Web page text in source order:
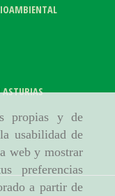
propias y de
usabilidad de
web y mostrar
preferencias
a partir de